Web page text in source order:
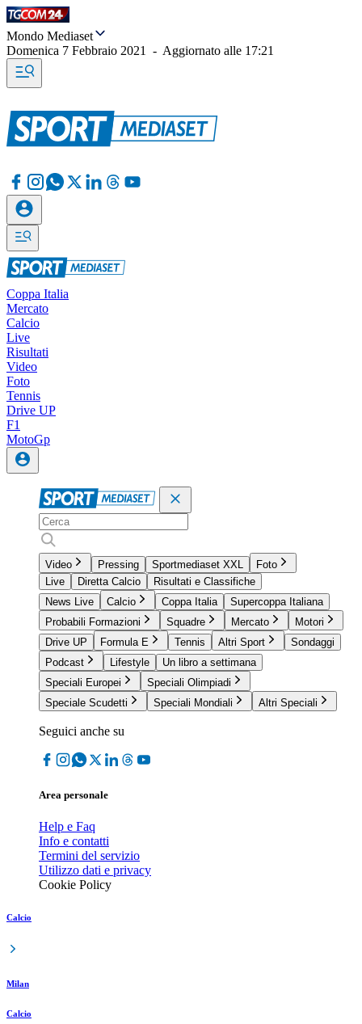
Mondo Mediaset
Domenica 7 Febbraio 2021
- Aggiornato alle 17:21
Coppa Italia
Mercato
Calcio
Live
Risultati
Video
Foto
Tennis
Drive UP
F1
MotoGp
Video Pressing Sportmediaset XXL
Foto
Live
Diretta Calcio
Risultati e Classifiche
News Live
Calcio Coppa Italia
Supercoppa Italiana
Probabili Formazioni
Squadre Mercato
Motori
Drive UP
Formula E Tennis Altri Sport
Sondaggi
Podcast
Lifestyle
Un libro a settimana
Speciali Europei
Speciali Olimpiadi
Speciale Scudetti
Speciali Mondiali Altri Speciali
Seguici anche su
Area personale
Help e Faq
Info e contatti
Termini del servizio
Utilizzo dati e privacy
Cookie Policy
Calcio
Milan
Calcio